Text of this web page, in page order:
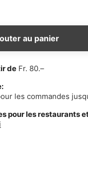
au panier
de Fr. 80.–
les commandes
pour les restaurants